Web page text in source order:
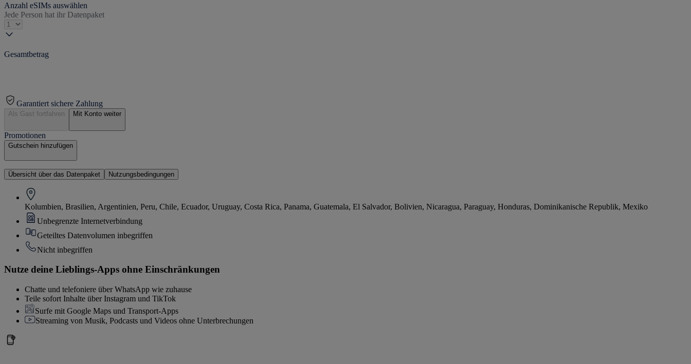
Anzahl eSIMs auswählen
Jede Person hat ihr Datenpaket
Gesamtbetrag
Garantiert sichere Zahlung
Als Gast fortfahren Mit Konto weiter
Promotionen
Gutschein hinzufügen
Übersicht über das Datenpaket Nutzungsbedingungen
Kolumbien, Brasilien, Argentinien, Peru, Chile, Ecuador, Uruguay, Costa Rica, Panama, Guatemala, El Salvador, Bolivien, Nicaragua, Paraguay, Honduras, Dominikanische Republik, Mexiko
Unbegrenzte Internetverbindung
Geteiltes Datenvolumen inbegriffen
Nicht inbegriffen
Nutze deine Lieblings-Apps ohne Einschränkungen
Chatte und telefoniere über WhatsApp wie zuhause
Teile sofort Inhalte über Instagram und TikTok
Surfe mit Google Maps und Transport-Apps
Streaming von Musik, Podcasts und Videos ohne Unterbrechungen